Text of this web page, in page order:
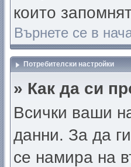
които
Върнете се в
Потребителски настройки
» Как да си
Всички ваши
данни. За да
се намира на